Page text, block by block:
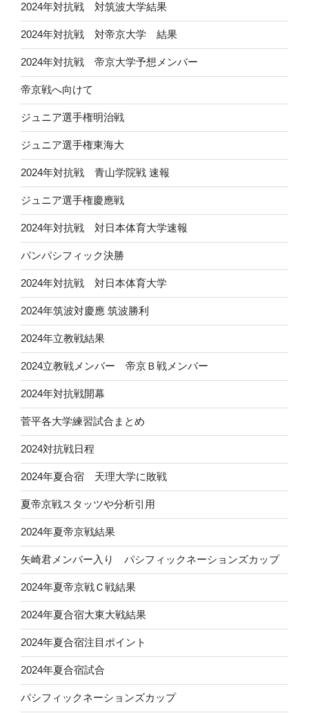
2024年対抗戦 対筑波大学結果
2024年対抗戦 対帝京大学 結果
2024年対抗戦 帝京大学予想メンバー
帝京戦へ向けて
ジュニア選手権明治戦
ジュニア選手権東海大
2024年対抗戦 青山学院戦 速報
ジュニア選手権慶應戦
2024年対抗戦 対日本体育大学速報
パンパシフィック決勝
2024年対抗戦 対日本体育大学
2024年筑波対慶應 筑波勝利
2024年立教戦結果
2024立教戦メンバー 帝京Ｂ戦メンバー
2024年対抗戦開幕
菅平各大学練習試合まとめ
2024対抗戦日程
2024年夏合宿 天理大学に敗戦
夏帝京戦スタッツや分析引用
2024年夏帝京戦結果
矢崎君メンバー入り パシフィックネーションズカップ
2024年夏帝京戦Ｃ戦結果
2024年夏合宿大東大戦結果
2024年夏合宿注目ポイント
2024年夏合宿試合
パシフィックネーションズカップ